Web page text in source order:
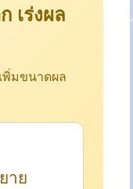
เร่งผล
พิ่มขนาดผล
าย